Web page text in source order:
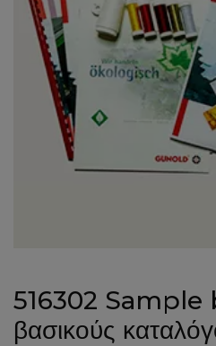
516302 Sample
βασικούς